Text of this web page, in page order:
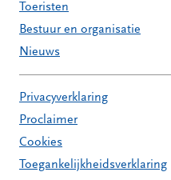
Toeristen
Bestuur en organisatie
Nieuws
Privacyverklaring
Proclaimer
Cookies
Toegankelijkheidsverklaring